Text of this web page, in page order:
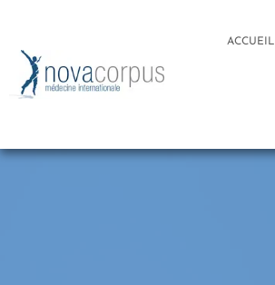
ACCUEIL